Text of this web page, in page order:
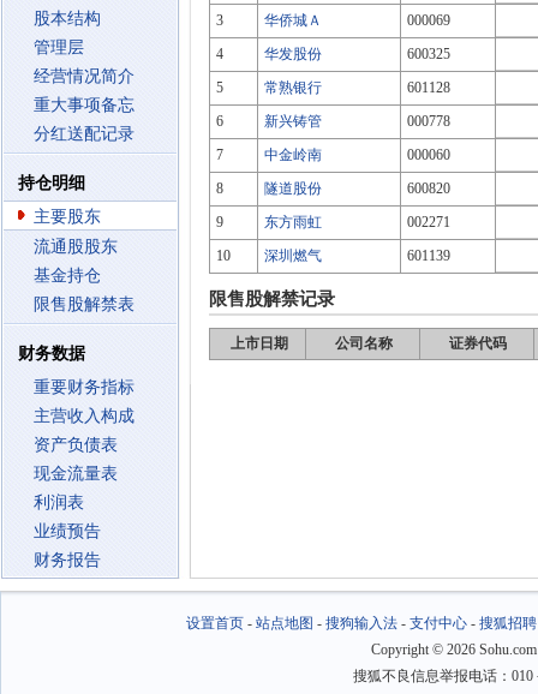
股本结构
管理层
经营情况简介
重大事项备忘
分红送配记录
持仓明细
主要股东
流通股股东
基金持仓
限售股解禁表
财务数据
重要财务指标
主营收入构成
资产负债表
现金流量表
利润表
业绩预告
财务报告
3
华侨城Ａ
000069
4
华发股份
600325
5
常熟银行
601128
6
新兴铸管
000778
7
中金岭南
000060
8
隧道股份
600820
9
东方雨虹
002271
10
深圳燃气 601139
限售股解禁记录
上市日期 公司名称 证券代码
设置首页- 站点地图 - 搜狗输入法- 支付中心- 搜狐招聘
Copyright © 2026
搜狐不良信息举报电话：010